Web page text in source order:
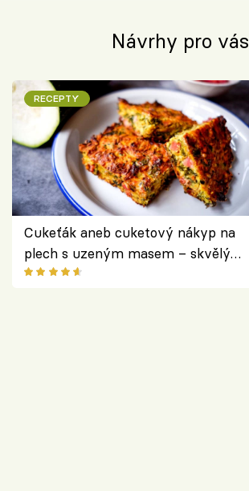
Návrhy pro vás
RECEPTY
Cukeťák aneb cuketový nákyp na
plech s uzeným masem – skvělý
způsob, jak zpracovat přerostlé